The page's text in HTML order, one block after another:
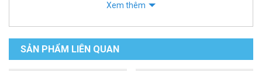
Xem thêm
SẢN PHẨM LIÊN QUAN